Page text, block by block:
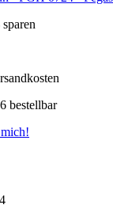
bestellbar